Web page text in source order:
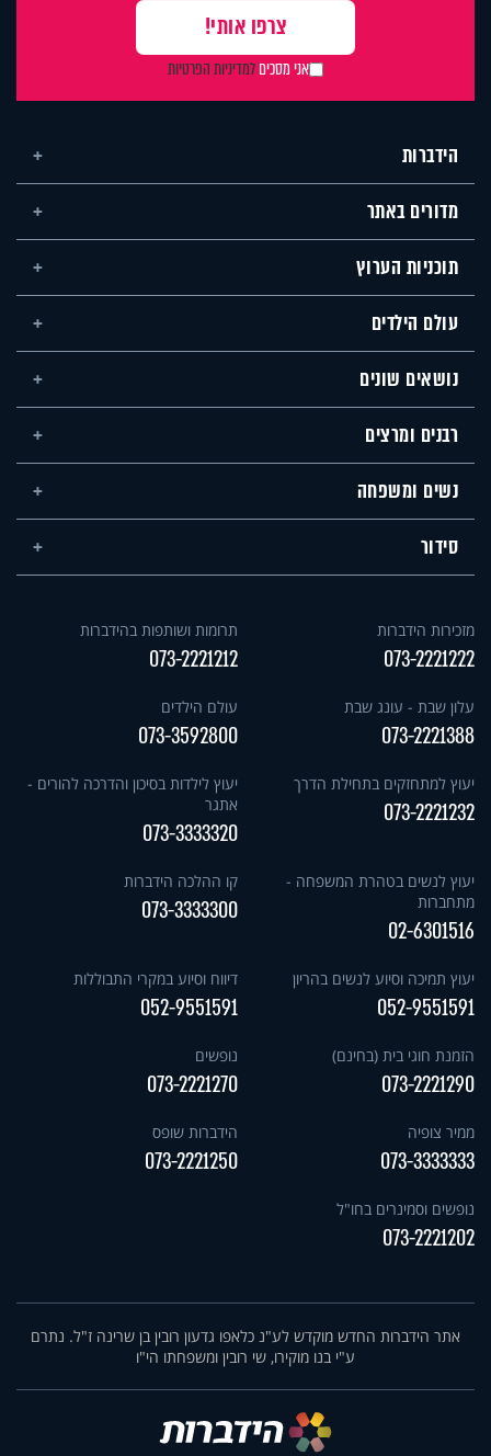
אני מסכיםלמדיניות הפרטיות
הידברות
מדורים באתר
תוכניות הערוץ
עולם הילדים
נושאים שונים
רבנים ומרצים
נשים ומשפחה
סידור
מזכירות הידברות
073-2221222
תרומות ושותפות בהידברות
073-2221212
עלון שבת - עונג שבת
073-2221388
עולם הילדים
073-3592800
יעוץ למתחזקים בתחילת הדרך
073-2221232
יעוץ לילדות בסיכון והדרכה להורים -
אתגר
073-3333320
יעוץ לנשים בטהרת המשפחה -
מתחברות
02-6301516
קו ההלכה הידברות
073-3333300
יעוץ תמיכה וסיוע לנשים בהריון
052-9551591
דיווח וסיוע במקרי התבוללות
052-9551591
הזמנת חוגי בית (בחינם)
073-2221290
נופשים
073-2221270
ממיר צופיה
073-3333333
הידברות שופס
073-2221250
נופשים וסמינרים בחו"ל
073-2221202
אתר הידברות החדש מוקדש לע"נ כלאפו גדעון רובין בן שרינה ז"ל. נתרם
ע"י בנו מוקירו, שי רובין ומשפחתו הי"ו